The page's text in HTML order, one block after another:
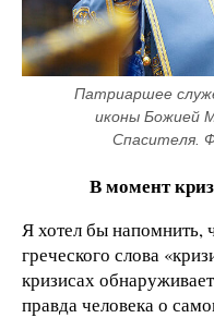
Патриаршее
иконы Божией
Спасителя.
В момент
Я хотел бы напомнить,
греческого слова
кризисах
правда человека о